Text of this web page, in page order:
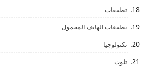
تطبيقات
تطبيقات الهاتف المحمول
تكنولوجيا
تلوث